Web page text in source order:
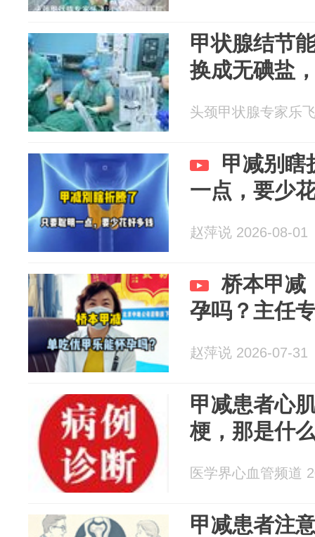
甲状腺结节
换成无碘盐
头颈甲状腺专家乐
甲减别瞎
一点，要少
赵萍说 2026-08-01
桥本甲减
孕吗？主任
赵萍说 2026-07-31
甲减患者心
梗，那是什
医学界心血管频道
甲减患者注